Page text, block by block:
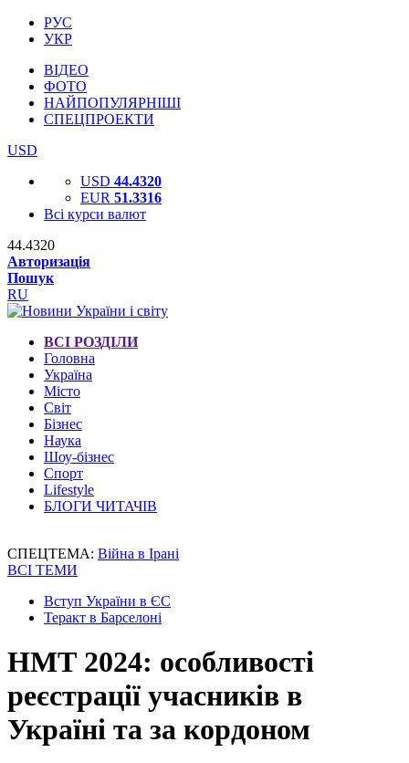
РУС
УКР
ВІДЕО
ФОТО
НАЙПОПУЛЯРНІШІ
СПЕЦПРОЕКТИ
USD
USD 44.4320
EUR 51.3316
Всі курси валют
44.4320
Авторизація
Пошук
RU
ВСІ РОЗДІЛИ
Головна
Україна
Місто
Світ
Бізнес
Наука
Шоу-бізнес
Спорт
Lifestyle
БЛОГИ ЧИТАЧІВ
СПЕЦТЕМА: Війна в Ірані
ВСІ ТЕМИ
Вступ України в ЄС
Теракт в Барселоні
НМТ 2024: особливості
реєстрації учасників в
Україні та за кордоном